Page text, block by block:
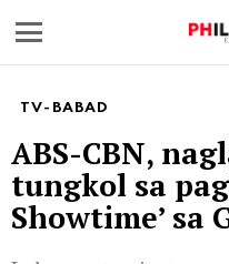
TV-BABAD
ABS-CBN,
tungkol sa
Showtime’ sa